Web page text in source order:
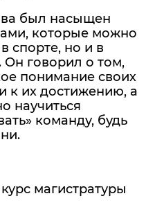
был насыщен
которые можно
спорте, но и в
говорил о том,
понимание своих
к их достижению, а
научиться
команду, будь
магистратуры